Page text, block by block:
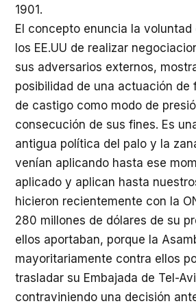
1901.
El concepto enuncia la voluntad
los EE.UU de realizar
sus adversarios externos,
posibilidad de una actuación de
de castigo como modo de
consecución de sus fines. Es
antigua política del palo y la
venían aplicando hasta ese
aplicado y aplican hasta
hicieron recientemente con la
280 millones de dólares de su
ellos aportaban, porque la
mayoritariamente contra ellos
trasladar su Embajada de Tel-
contraviniendo una decisión